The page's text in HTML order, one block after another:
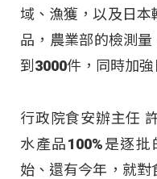
域、漁獲，以及日
品，農業部的檢測
到3000件，同時加
行政院食安辦主任
水產品100%是逐
始、還有今年，就